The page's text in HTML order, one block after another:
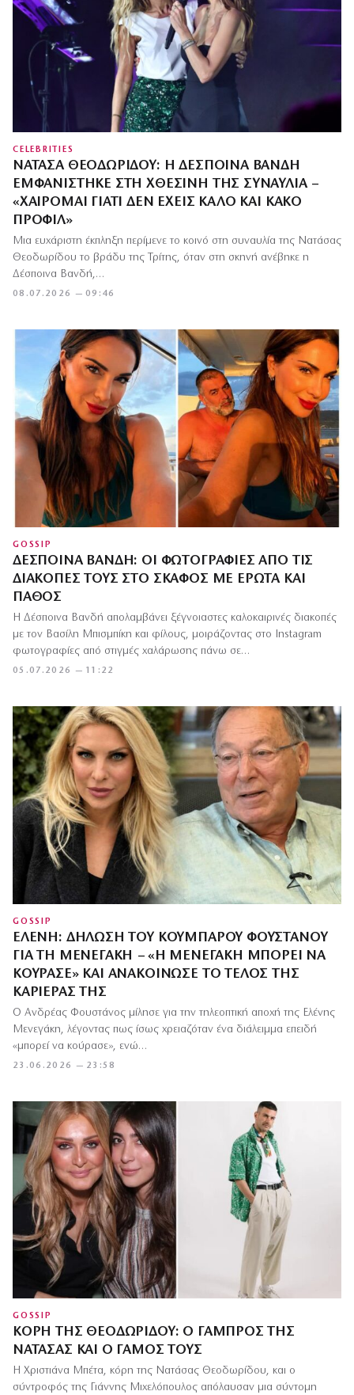
CELEBRITIES
ΝΑΤΆΣΑ ΘΕΟΔΩΡΊΔΟΥ: Η ΔΈΣΠΟΙΝΑ ΒΑΝΔΉ
ΕΜΦΑΝΊΣΤΗΚΕ ΣΤΗ ΧΘΕΣΙΝΉ ΤΗΣ ΣΥΝΑΥΛΊΑ –
«ΧΑΊΡΟΜΑΙ ΓΙΑΤΊ ΔΕΝ ΈΧΕΙΣ ΚΑΛΌ ΚΑΙ ΚΑΚΌ
ΠΡΟΦΊΛ»
08.07.2026 — 09:46
Μια ευχάριστη έκπληξη περίμενε το κοινό στη συναυλία της Νατάσας
Θεοδωρίδου το βράδυ της Τρίτης, όταν στη σκηνή ανέβηκε η
Δέσποινα Βανδή,…
GOSSIP
ΔΈΣΠΟΙΝΑ ΒΑΝΔΉ: ΟΙ ΦΩΤΟΓΡΑΦΊΕΣ ΑΠΌ ΤΙΣ
ΔΙΑΚΟΠΈΣ ΤΟΥΣ ΣΤΟ ΣΚΆΦΟΣ ΜΕ ΈΡΩΤΑ ΚΑΙ
ΠΆΘΟΣ
05.07.2026 — 11:22
Η Δέσποινα Βανδή απολαμβάνει ξέγνοιαστες καλοκαιρινές διακοπές
με τον Βασίλη Μπισμπίκη και φίλους, μοιράζοντας στο Instagram
φωτογραφίες από στιγμές χαλάρωσης πάνω σε…
GOSSIP
ΕΛΈΝΗ: ΔΉΛΩΣΗ ΤΟΥ ΚΟΥΜΠΆΡΟΥ ΦΟΥΣΤΆΝΟΥ
ΓΙΑ ΤΗ ΜΕΝΕΓΆΚΗ – «Η ΜΕΝΕΓΆΚΗ ΜΠΟΡΕΊ ΝΑ
ΚΟΎΡΑΣΕ» ΚΑΙ ΑΝΑΚΟΊΝΩΣΕ ΤΟ ΤΈΛΟΣ ΤΗΣ
ΚΑΡΙΈΡΑΣ ΤΗΣ
23.06.2026 — 23:58
Ο Ανδρέας Φουστάνος μίλησε για την τηλεοπτική αποχή της Ελένης
Μενεγάκη, λέγοντας πως ίσως χρειαζόταν ένα διάλειμμα επειδή
«μπορεί να κούρασε», ενώ…
GOSSIP
ΚΌΡΗ ΤΗΣ ΘΕΟΔΩΡΊΔΟΥ: Ο ΓΑΜΠΡΌΣ ΤΗΣ
ΝΑΤΆΣΑΣ ΚΑΙ Ο ΓΆΜΟΣ ΤΟΥΣ
Η Χριστιάνα Μπέτα, κόρη της Νατάσας Θεοδωρίδου, και ο
σύντροφός της Γιάννης Μιχελόπουλος απόλαυσαν μια σύντομη